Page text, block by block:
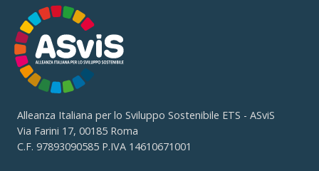
Alleanza Italiana per lo Sviluppo Sostenibile ETS - ASviS
Via Farini 17, 00185 Roma
C.F. 97893090585 P.IVA 14610671001